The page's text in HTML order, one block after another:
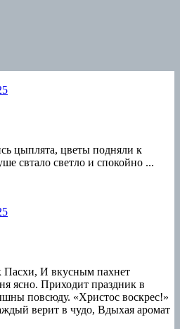
цыплята, цветы подняли к
свтало светло и спокойно ...
Пасхи, И вкусным пахнет
ясно. Приходит праздник в
повсюду. «Христос воскрес!»
верит в чудо, Вдыхая аромат